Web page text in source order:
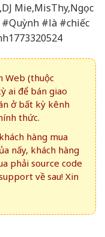
Mie,MisThy,Ngọc
#là #chiếc
Web (thuộc
ai để bán giao
ở bất kỳ kênh
thức.
hàng mua
nấy, khách hàng
phải source code
về sau! Xin